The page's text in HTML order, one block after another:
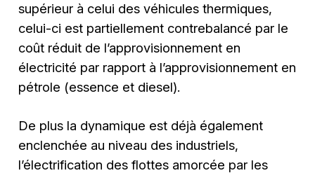
supérieur à celui des véhicules thermiques,
celui-ci est partiellement contrebalancé par le
coût réduit de l’approvisionnement en
électricité par rapport à l’approvisionnement en
pétrole (essence et diesel).
De plus la dynamique est déjà également
enclenchée au niveau des industriels,
l’électrification des flottes amorcée par les